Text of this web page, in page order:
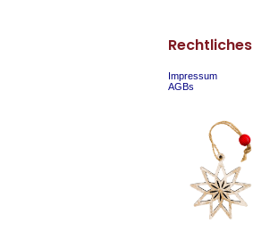
Rechtliches
Impressum
AGBs